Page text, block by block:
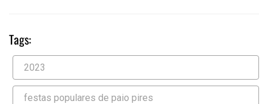
Tags:
2023
festas populares de paio pires